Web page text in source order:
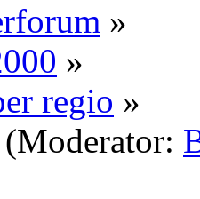
»
»
regio »
(Moderator: